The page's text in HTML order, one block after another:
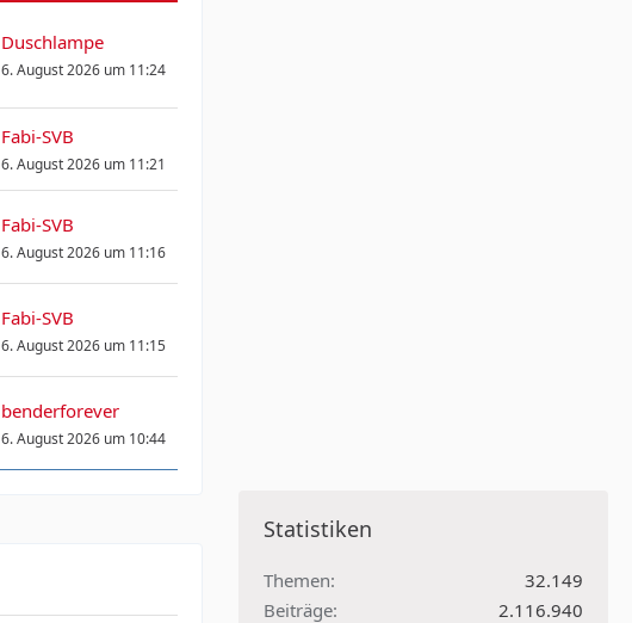
Duschlampe
6. August 2026 um 11:24
Fabi-SVB
6. August 2026 um 11:21
Fabi-SVB
6. August 2026 um 11:16
Fabi-SVB
6. August 2026 um 11:15
benderforever
6. August 2026 um 10:44
Statistiken
Themen
32.149
Beiträge
2.116.940